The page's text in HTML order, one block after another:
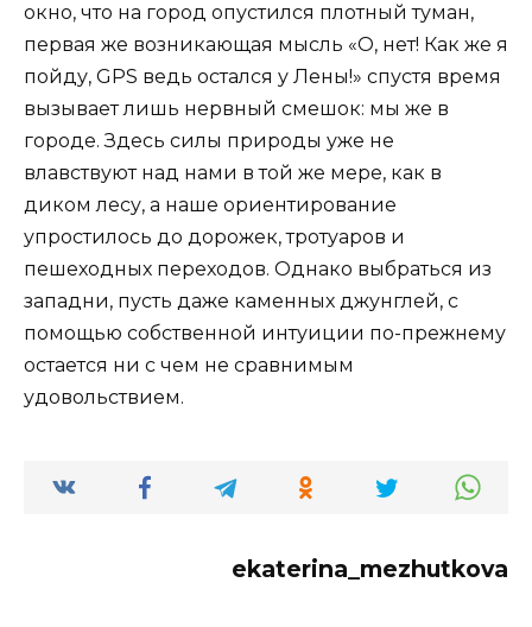
окно, что на город опустился плотный туман,
первая же возникающая мысль «О, нет! Как же я
пойду, GPS ведь остался у Лены!» спустя время
вызывает лишь нервный смешок: мы же в
городе. Здесь силы природы уже не
влавствуют над нами в той же мере, как в
диком лесу, а наше ориентирование
упростилось до дорожек, тротуаров и
пешеходных переходов. Однако выбраться из
западни, пусть даже каменных джунглей, с
помощью собственной интуиции по-прежнему
остается ни с чем не сравнимым
удовольствием.
ekaterina_mezhutkova